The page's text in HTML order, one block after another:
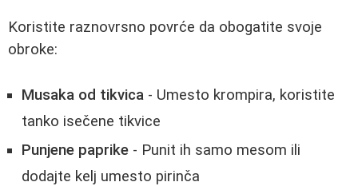
Koristite raznovrsno povrće da obogatite svoje
obroke:
Musaka od tikvica - Umesto krompira, koristite
tanko isečene tikvice
Punjene paprike - Punit ih samo mesom ili
dodajte kelj umesto pirinča